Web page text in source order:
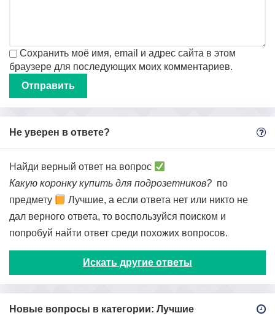
Сохранить моё имя, email и адрес сайта в этом
браузере для последующих моих комментариев.
Не уверен в ответе?
Найди верный ответ на вопрос
Какую коронку купить для подрозетников? по
предмету
Лучшие, а если ответа нет или никто не
дал верного ответа, то воспользуйся поиском и
попробуй найти ответ среди похожих вопросов.
Искать другие ответы
Новые вопросы в категории: Лучшие